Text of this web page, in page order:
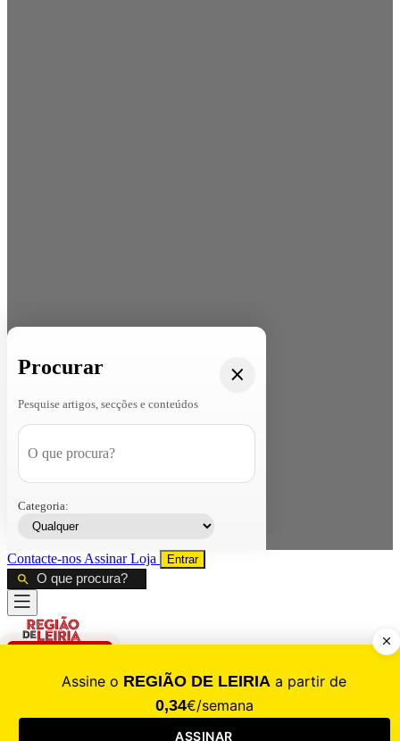
Procurar
Pesquise artigos, secções e conteúdos
Categoria:
Contacte-nos AssinarLoja Entrar